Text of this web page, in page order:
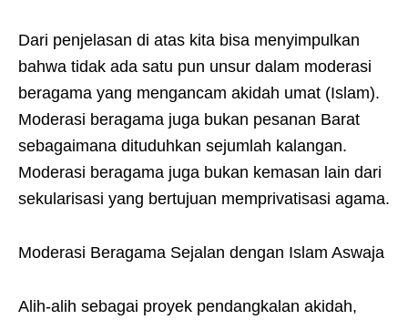
Dari penjelasan di atas kita bisa menyimpulkan
bahwa tidak ada satu pun unsur dalam moderasi
beragama yang mengancam akidah umat (Islam).
Moderasi beragama juga bukan pesanan Barat
sebagaimana dituduhkan sejumlah kalangan.
Moderasi beragama juga bukan kemasan lain dari
sekularisasi yang bertujuan memprivatisasi agama.
Moderasi Beragama Sejalan dengan Islam Aswaja
Alih-alih sebagai proyek pendangkalan akidah,